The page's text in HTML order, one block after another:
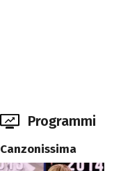
Programmi
Canzonissima